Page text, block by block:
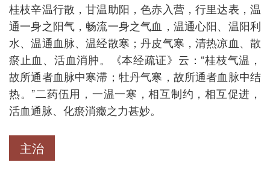
桂枝辛温行散，甘温助阳，色赤入营，行里达表，温
通一身之阳气，畅流一身之气血，温通心阳、温阳利
水、温通血脉、温经散寒；丹皮气寒，清热凉血、散
瘀止血、活血消肿。《本经疏证》云：“桂枝气温，
故所通者血脉中寒滞；牡丹气寒，故所通者血脉中结
热。”二药伍用，一温一寒，相互制约，相互促进，
活血通脉、化瘀消癥之力甚妙。
主治